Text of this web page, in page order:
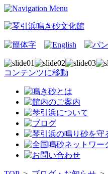
コンテンツに移動